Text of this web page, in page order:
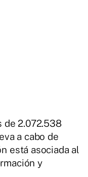
de 2.072.538
a cabo de
está asociada al
y